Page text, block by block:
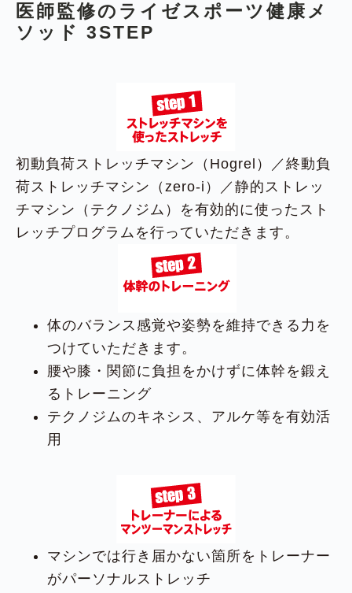
医師監修のライゼスポーツ健康メ
ソッド 3STEP
初動負荷ストレッチマシン（Hogrel）／終動負
荷ストレッチマシン（zero-i）／静的ストレッ
チマシン（テクノジム）を有効的に使ったスト
レッチプログラムを行っていただきます。
体のバランス感覚や姿勢を維持できる力を
つけていただきます。
腰や膝・関節に負担をかけずに体幹を鍛え
るトレーニング
テクノジムのキネシス、アルケ等を有効活
用
マシンでは行き届かない箇所をトレーナー
がパーソナルストレッチ